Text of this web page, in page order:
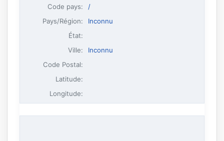
Code pays:
/
Pays/Région:
Inconnu
État:
Ville:
Inconnu
Code Postal:
Latitude:
Longitude: